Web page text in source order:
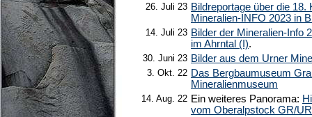
26. Juli 23 Bildreportage über die 18.
Mineralien-INFO 2023 in
14. Juli 23 Bilder der Mineralien-Info
im Ahrntal (I).
30. Juni 23 Bilder aus dem Urner
3. Okt. 22 Das Bergbaumuseum
Mineralienmuseum
14. Aug. 22 Ein weiteres Panorama:
vom Oberalpstock GR/UR